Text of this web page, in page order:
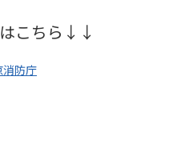
はこちら↓↓
消防庁